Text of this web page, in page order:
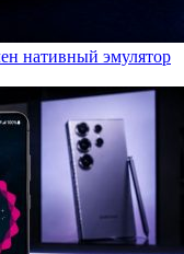
нативный эмулятор